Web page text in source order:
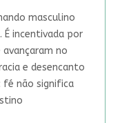
masculino
incentivada por
no
e desencanto
fé não significa